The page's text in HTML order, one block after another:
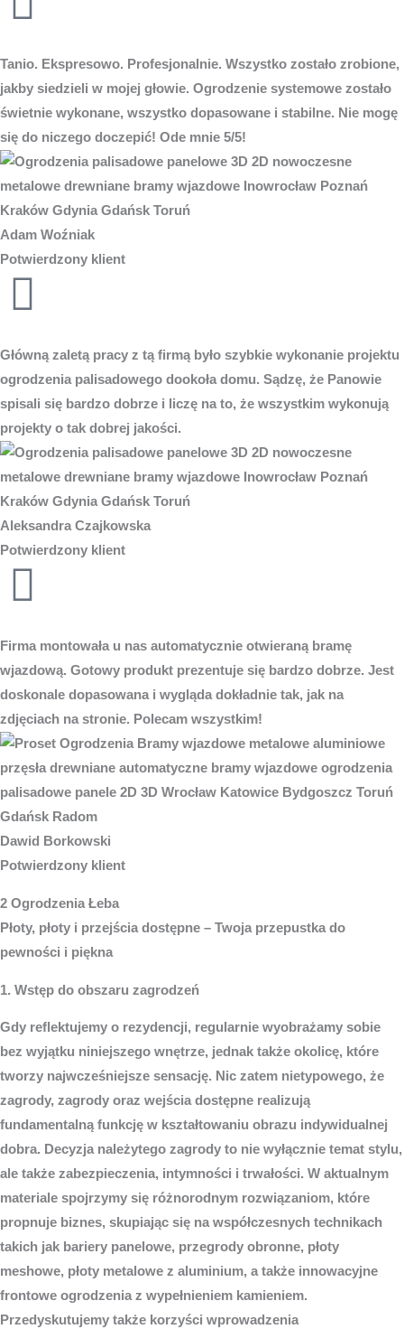
Tanio. Ekspresowo. Profesjonalnie. Wszystko zostało zrobione,
jakby siedzieli w mojej głowie. Ogrodzenie systemowe zostało
świetnie wykonane, wszystko dopasowane i stabilne. Nie mogę
się do niczego doczepić! Ode mnie 5/5!
Adam Woźniak
Potwierdzony klient
Główną zaletą pracy z tą firmą było szybkie wykonanie projektu
ogrodzenia palisadowego dookoła domu. Sądzę, że Panowie
spisali się bardzo dobrze i liczę na to, że wszystkim wykonują
projekty o tak dobrej jakości.
Aleksandra Czajkowska
Potwierdzony klient
Firma montowała u nas automatycznie otwieraną bramę
wjazdową. Gotowy produkt prezentuje się bardzo dobrze. Jest
doskonale dopasowana i wygląda dokładnie tak, jak na
zdjęciach na stronie. Polecam wszystkim!
Dawid Borkowski
Potwierdzony klient
2 Ogrodzenia Łeba
Płoty, płoty i przejścia dostępne – Twoja przepustka do
pewności i piękna
1. Wstęp do obszaru zagrodzeń
Gdy reflektujemy o rezydencji, regularnie wyobrażamy sobie
bez wyjątku niniejszego wnętrze, jednak także okolicę, które
tworzy najwcześniejsze sensację. Nic zatem nietypowego, że
zagrody, zagrody oraz wejścia dostępne realizują
fundamentalną funkcję w kształtowaniu obrazu indywidualnej
dobra. Decyzja należytego zagrody to nie wyłącznie temat stylu,
ale także zabezpieczenia, intymności i trwałości. W aktualnym
materiale spojrzymy się różnorodnym rozwiązaniom, które
propnuje biznes, skupiając się na współczesnych technikach
takich jak bariery panelowe, przegrody obronne, płoty
meshowe, płoty metalowe z aluminium, a także innowacyjne
frontowe ogrodzenia z wypełnieniem kamieniem.
Przedyskutujemy także korzyści wprowadzenia